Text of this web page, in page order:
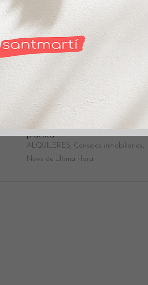
Nuevo índice de precios de alquiler:
¿Cómo te afecta el límite? Guía
práctica
ALQUILERES, Consejos inmobiliarios,
News de Última Hora